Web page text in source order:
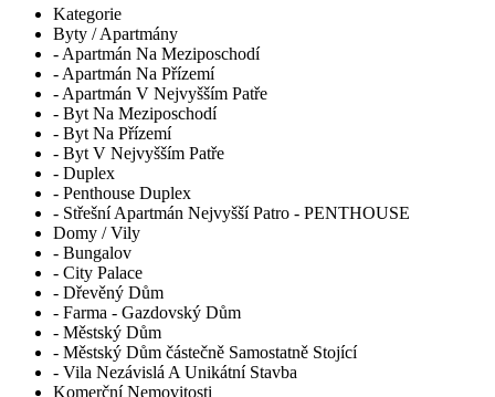
Kategorie
Byty / Apartmány
- Apartmán Na Meziposchodí
- Apartmán Na Přízemí
- Apartmán V Nejvyšším Patře
- Byt Na Meziposchodí
- Byt Na Přízemí
- Byt V Nejvyšším Patře
- Duplex
- Penthouse Duplex
- Střešní Apartmán Nejvyšší Patro - PENTHOUSE
Domy / Vily
- Bungalov
- City Palace
- Dřevěný Dům
- Farma - Gazdovský Dům
- Městský Dům
- Městský Dům částečně Samostatně Stojící
- Vila Nezávislá A Unikátní Stavba
Komerční Nemovitosti